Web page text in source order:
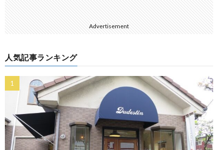
Advertisement
人気記事ランキング